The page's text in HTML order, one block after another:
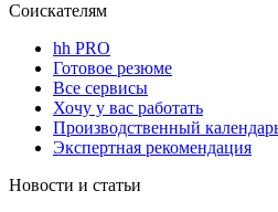
Соискателям
hh PRO
Готовое резюме
Все сервисы
Хочу у вас работать
Производственный
Экспертная рекомендация
Новости и статьи